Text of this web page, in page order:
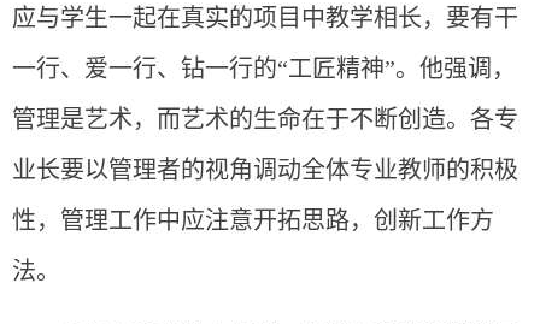
应与学生一起在真实的项目中教学相长，要有干
一行、爱一行、钻一行的“工匠精神”。他强调，
管理是艺术，而艺术的生命在于不断创造。各专
业长要以管理者的视角调动全体专业教师的积极
性，管理工作中应注意开拓思路，创新工作方
法。